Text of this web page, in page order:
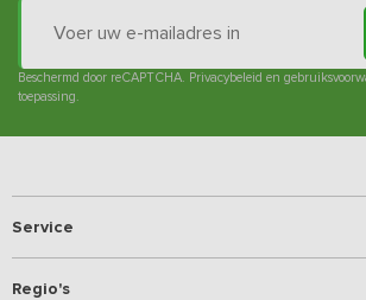
Beschermd door reCAPTCHA. Privacybeleid en
toepassing.
Service
Regio's